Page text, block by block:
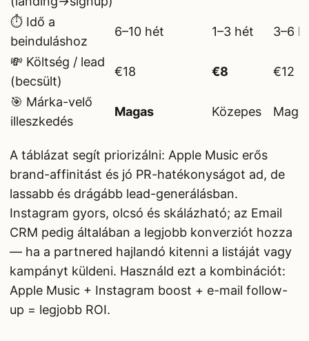
⏱️ Idő a
beinduláshoz
6–10 hét 1–3 hét 3–6
💸 Költség / lead
(becsült)
€18 €8 €12
🎯 Márka-velő
illeszkedés
Magas Közepes
A táblázat segít priorizálni: Apple Music erős
brand-affinitást és jó PR-hatékonyságot ad, de
lassabb és drágább lead-generálásban.
Instagram gyors, olcsó és skálázható; az Email
CRM pedig általában a legjobb konverziót hozza
— ha a partnered hajlandó kitenni a listáját vagy
kampányt küldeni. Használd ezt a kombinációt:
Apple Music + Instagram boost + e-mail follow-
up = legjobb ROI.